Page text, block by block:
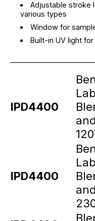
Adjustable stroke
various types
Window for
Built-in UV light
IPD4400
IPD4400